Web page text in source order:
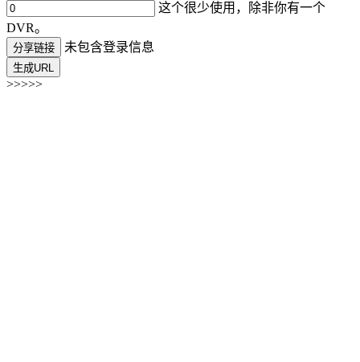
这个很少使用，除非你有一个
DVR。
分享链接 未包含登录信息
生成URL
>>>>>